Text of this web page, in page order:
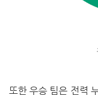
또한 우승 팀은 전력